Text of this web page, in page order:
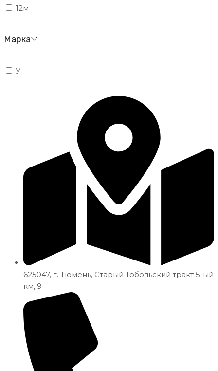
12м
Марка
У
625047, г. Тюмень, Старый Тобольский тракт 5-ый
км, 9